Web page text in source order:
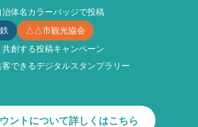
体名カラーバッジで投稿
△△市観光協会
創する投稿キャンペーン
できるデジタルスタンプラリー
ントについて詳しくはこちら